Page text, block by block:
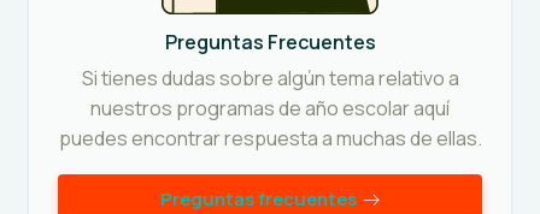
Preguntas Frecuentes
Si tienes dudas sobre algún tema relativo a
nuestros programas de año escolar aquí
puedes encontrar respuesta a muchas de ellas.
Preguntas frecuentes